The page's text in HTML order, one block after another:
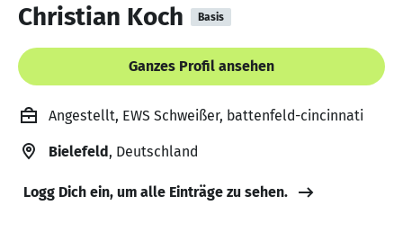
Christian Koch Basis
Ganzes Profil ansehen
Angestellt, EWS Schweißer, battenfeld-cincinnati
Bielefeld, Deutschland
Logg Dich ein, um alle Einträge zu sehen.